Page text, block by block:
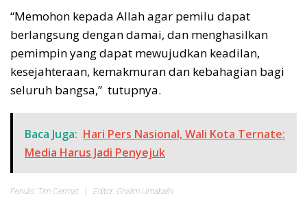
“Memohon kepada Allah agar pemilu dapat
berlangsung dengan damai, dan menghasilkan
pemimpin yang dapat mewujudkan keadilan,
kesejahteraan, kemakmuran dan kebahagian bagi
seluruh bangsa,” tutupnya.
Baca Juga: Hari Pers Nasional, Wali Kota Ternate:
Media Harus Jadi Penyejuk
Penulis: Tim Cermat Editor: Ghalim Umabaihi